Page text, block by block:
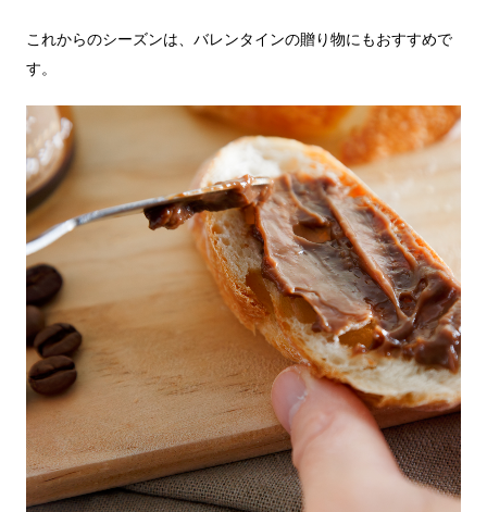
これからのシーズンは、バレンタインの贈り物にもおすすめで
す。